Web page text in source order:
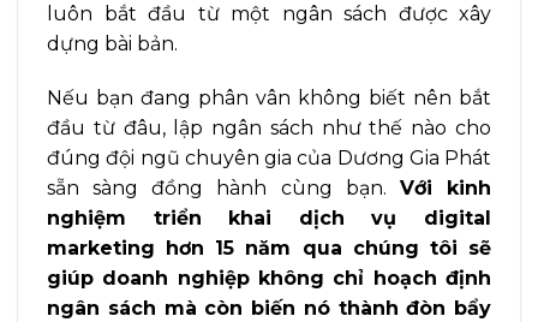
luôn bắt đầu từ một ngân sách được xây
dựng bài bản.
Nếu bạn đang phân vân không biết nên bắt
đầu từ đâu, lập ngân sách như thế nào cho
đúng đội ngũ chuyên gia của Dương Gia Phát
sẵn sàng đồng hành cùng bạn. Với kinh
nghiệm triển khai dịch vụ digital
marketing hơn 15 năm qua chúng tôi sẽ
giúp doanh nghiệp không chỉ hoạch định
ngân sách mà còn biến nó thành đòn bẩy